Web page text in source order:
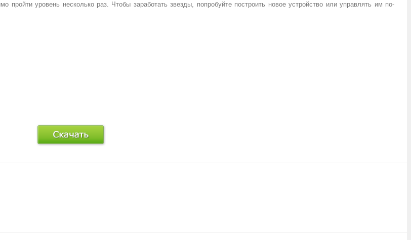
уровень несколько раз. Чтобы заработать звезды, попробуйте построить новое устройство или управлять им по-